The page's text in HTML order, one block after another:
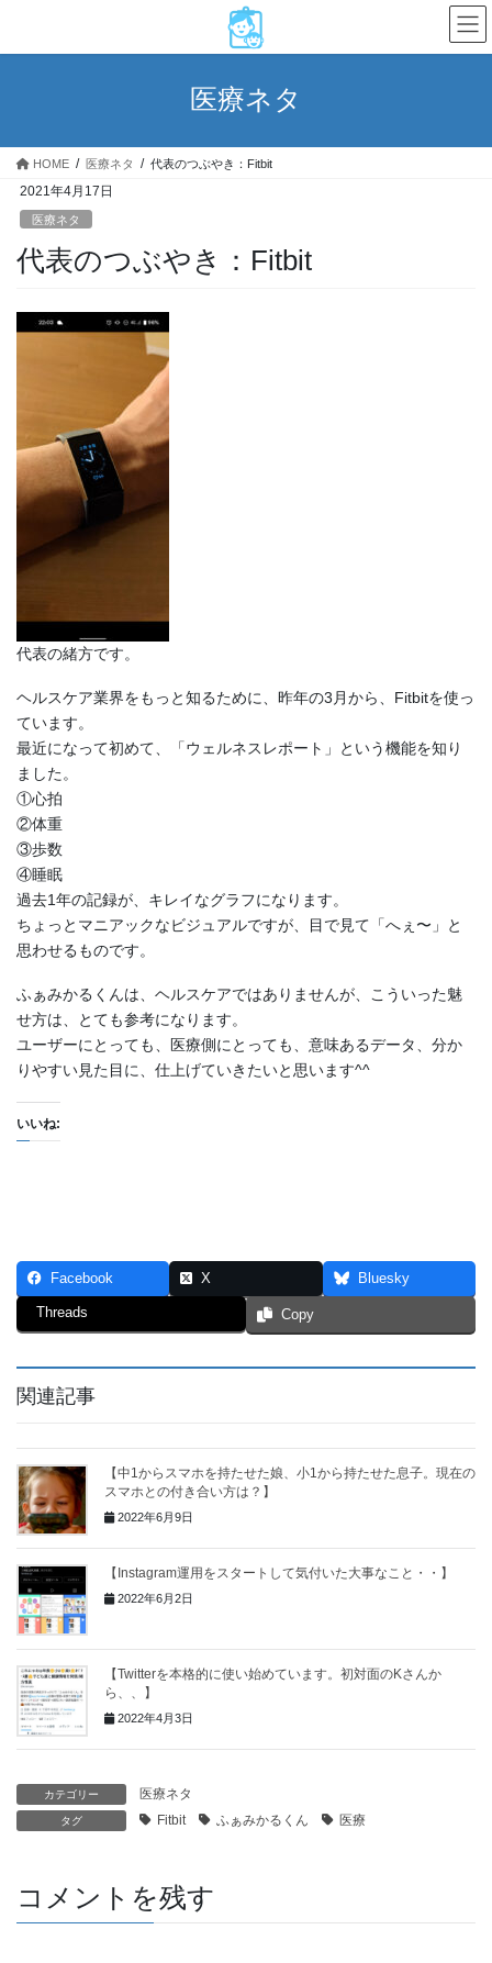
テ
ス
ゲ
ン
医療ネタ
HOME 医療ネタ 代表のつぶやき：Fitbit
2021年4月17日
医療ネタ
代表のつぶやき：Fitbit
代表の緒方です。
ヘルスケア業界をもっと知るために、昨年の3月から、Fitbitを使っ
ています。
最近になって初めて、「ウェルネスレポート」という機能を知り
ました。
①心拍
②体重
③歩数
④睡眠
過去1年の記録が、キレイなグラフになります。
ちょっとマニアックなビジュアルですが、目で見て「へぇ〜」と
思わせるものです。
ふぁみかるくんは、ヘルスケアではありませんが、こういった魅
せ方は、とても参考になります。
ユーザーにとっても、医療側にとっても、意味あるデータ、分か
りやすい見た目に、仕上げていきたいと思います^^
いいね:
Facebook X Bluesky
Threads Copy
関連記事
【中1からスマホを持たせた娘、小1から持たせた息子。現在の
スマホとの付き合い方は？】
2022年6月9日
【Instagram運用をスタートして気付いた大事なこと・・】
2022年6月2日
【Twitterを本格的に使い始めています。初対面のKさんか
ら、、】
2022年4月3日
カテゴリー 医療ネタ
タグ Fitbit ふぁみかるくん 医療
コメントを残す